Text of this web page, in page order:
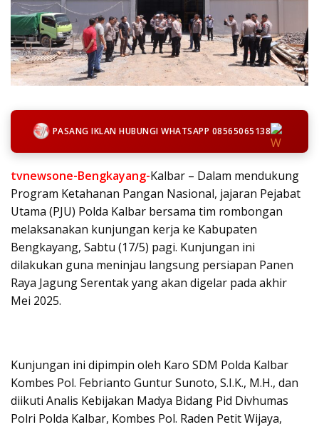
PASANG IKLAN HUBUNGI WHATSAPP 08565065138
tvnewsone-Bengkayang-Kalbar – Dalam mendukung
Program Ketahanan Pangan Nasional, jajaran Pejabat
Utama (PJU) Polda Kalbar bersama tim rombongan
melaksanakan kunjungan kerja ke Kabupaten
Bengkayang, Sabtu (17/5) pagi. Kunjungan ini
dilakukan guna meninjau langsung persiapan Panen
Raya Jagung Serentak yang akan digelar pada akhir
Mei 2025.
Kunjungan ini dipimpin oleh Karo SDM Polda Kalbar
Kombes Pol. Febrianto Guntur Sunoto, S.I.K., M.H., dan
diikuti Analis Kebijakan Madya Bidang Pid Divhumas
Polri Polda Kalbar, Kombes Pol. Raden Petit Wijaya,